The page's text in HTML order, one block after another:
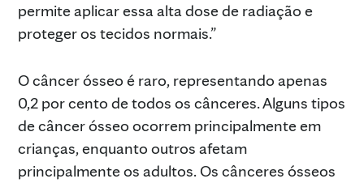
permite aplicar essa alta dose de radiação e
proteger os tecidos normais.”
O câncer ósseo é raro, representando apenas
0,2 por cento de todos os cânceres. Alguns tipos
de câncer ósseo ocorrem principalmente em
crianças, enquanto outros afetam
principalmente os adultos. Os cânceres ósseos